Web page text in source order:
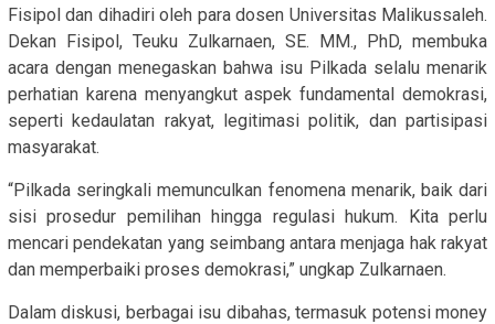
Fisipol dan dihadiri oleh para dosen Universitas Malikussaleh.
Dekan Fisipol, Teuku Zulkarnaen, SE. MM., PhD, membuka
acara dengan menegaskan bahwa isu Pilkada selalu menarik
perhatian karena menyangkut aspek fundamental demokrasi,
seperti kedaulatan rakyat, legitimasi politik, dan partisipasi
masyarakat.
“Pilkada seringkali memunculkan fenomena menarik, baik dari
sisi prosedur pemilihan hingga regulasi hukum. Kita perlu
mencari pendekatan yang seimbang antara menjaga hak rakyat
dan memperbaiki proses demokrasi,” ungkap Zulkarnaen.
Dalam diskusi, berbagai isu dibahas, termasuk potensi money